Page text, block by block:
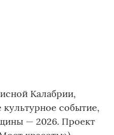
Калабрии,
событие,
— 2026. Проект